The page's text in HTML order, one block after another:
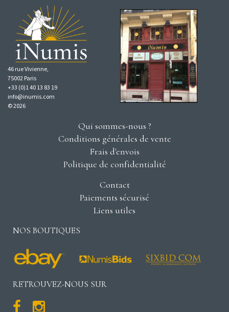
46 rue Vivienne,
75002 Paris
+33 (0)1 40 13 83 19
info@inumis.com
© 2026
Qui sommes-nous ?
Conditions générales de vente
Frais d'envois
Politique de confidentialité
Contact
Paiements sécurisé
Liens utiles
NOS BOUTIQUES
RETROUVEZ-NOUS SUR